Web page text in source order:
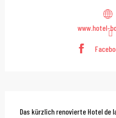
www.hotel-
Das kürzlich renovierte Hotel de